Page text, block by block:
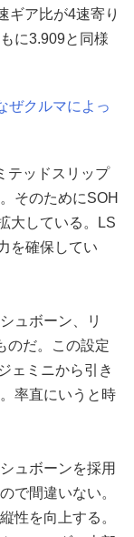
ギア比が4速寄り
に3.909と同様
ぜクルマによっ
テッドスリップ
そのためにSOH
大している。LS
を確保してい
ュボーン、リ
のだ。この設定
ェミニから引き
率直にいうと時
ュボーンを採用
で間違いない。
性を向上する。